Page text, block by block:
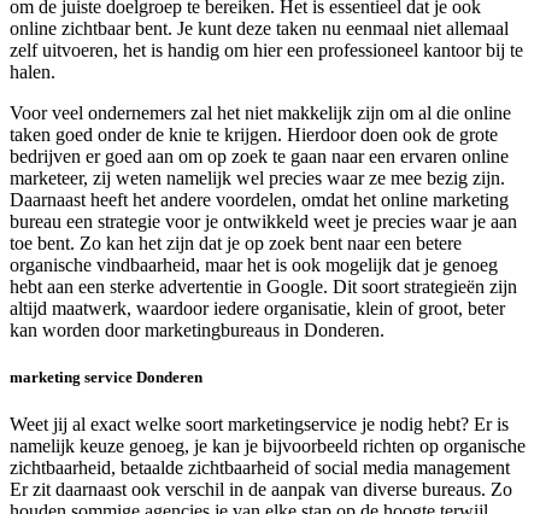
om de juiste doelgroep te bereiken. Het is essentieel dat je ook
online zichtbaar bent. Je kunt deze taken nu eenmaal niet allemaal
zelf uitvoeren, het is handig om hier een professioneel kantoor bij te
halen.
Voor veel ondernemers zal het niet makkelijk zijn om al die online
taken goed onder de knie te krijgen. Hierdoor doen ook de grote
bedrijven er goed aan om op zoek te gaan naar een ervaren online
marketeer, zij weten namelijk wel precies waar ze mee bezig zijn.
Daarnaast heeft het andere voordelen, omdat het online marketing
bureau een strategie voor je ontwikkeld weet je precies waar je aan
toe bent. Zo kan het zijn dat je op zoek bent naar een betere
organische vindbaarheid, maar het is ook mogelijk dat je genoeg
hebt aan een sterke advertentie in Google. Dit soort strategieën zijn
altijd maatwerk, waardoor iedere organisatie, klein of groot, beter
kan worden door marketingbureaus in Donderen.
marketing service Donderen
Weet jij al exact welke soort marketingservice je nodig hebt? Er is
namelijk keuze genoeg, je kan je bijvoorbeeld richten op organische
zichtbaarheid, betaalde zichtbaarheid of social media management
Er zit daarnaast ook verschil in de aanpak van diverse bureaus. Zo